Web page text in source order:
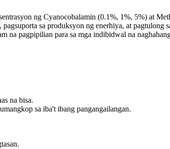
ng Cyanocobalamin (0.1%, 1%, 5%) at
sa produksyon ng enerhiya, at pagtulong
na pagpipilian para sa mga indibidwal na
na bisa.
sa iba't ibang pangangailangan.